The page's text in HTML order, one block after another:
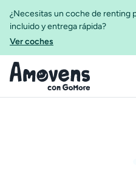
¿Necesitas un coche de renting
incluido y entrega rápida?
Ver coches